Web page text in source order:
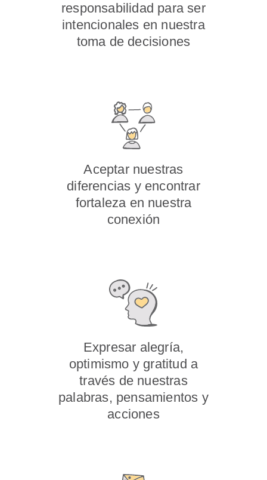
responsabilidad para ser
intencionales en nuestra
toma de decisiones
Aceptar nuestras
diferencias y encontrar
fortaleza en nuestra
conexión
Expresar alegría,
optimismo y gratitud a
través de nuestras
palabras, pensamientos y
acciones